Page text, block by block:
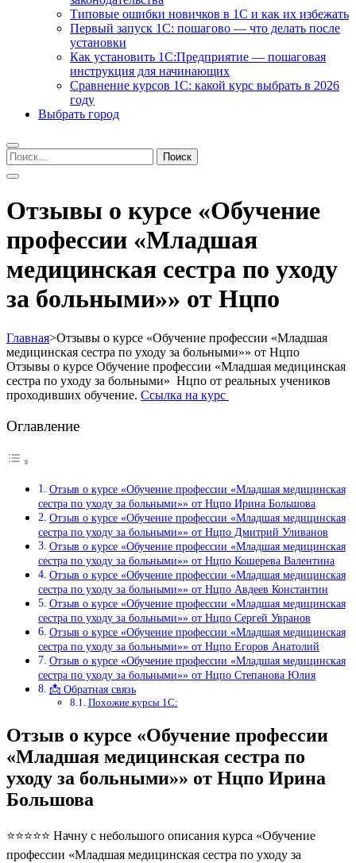
Типовые ошибки новичков в 1С и как их избежать
Первый запуск 1С: пошагово — что делать после
установки
Как установить 1С:Предприятие — пошаговая
инструкция для начинающих
Сравнение курсов 1С: какой курс выбрать в 2026
году
Выбрать город
Найти:
Отзывы о курсе «Обучение
профессии «Младшая
медицинская сестра по уходу
за больными»» от Нцпо
Главная>Отзывы о курсе «Обучение профессии «Младшая
медицинская сестра по уходу за больными»» от Нцпо
Отзывы о курсе Обучение профессии «Младшая медицинская
сестра по уходу за больными» Нцпо от реальных учеников
проходивших обучение. Ссылка на курс
Оглавление
Отзыв о курсе «Обучение профессии «Младшая медицинская
сестра по уходу за больными»» от Нцпо Ирина Большова
Отзыв о курсе «Обучение профессии «Младшая медицинская
сестра по уходу за больными»» от Нцпо Дмитрий Уливанов
Отзыв о курсе «Обучение профессии «Младшая медицинская
сестра по уходу за больными»» от Нцпо Кошерева Валентина
Отзыв о курсе «Обучение профессии «Младшая медицинская
сестра по уходу за больными»» от Нцпо Авдеев Константин
Отзыв о курсе «Обучение профессии «Младшая медицинская
сестра по уходу за больными»» от Нцпо Сергей Увранов
Отзыв о курсе «Обучение профессии «Младшая медицинская
сестра по уходу за больными»» от Нцпо Егоров Анатолий
Отзыв о курсе «Обучение профессии «Младшая медицинская
сестра по уходу за больными»» от Нцпо Степанова Юлия
📩 Обратная связь
Похожие курсы 1С:
Отзыв о курсе «Обучение профессии
«Младшая медицинская сестра по
уходу за больными»» от Нцпо Ирина
Большова
⭐⭐⭐⭐⭐ Начну с небольшого описания курса «Обучение
профессии «Младшая медицинская сестра по уходу за